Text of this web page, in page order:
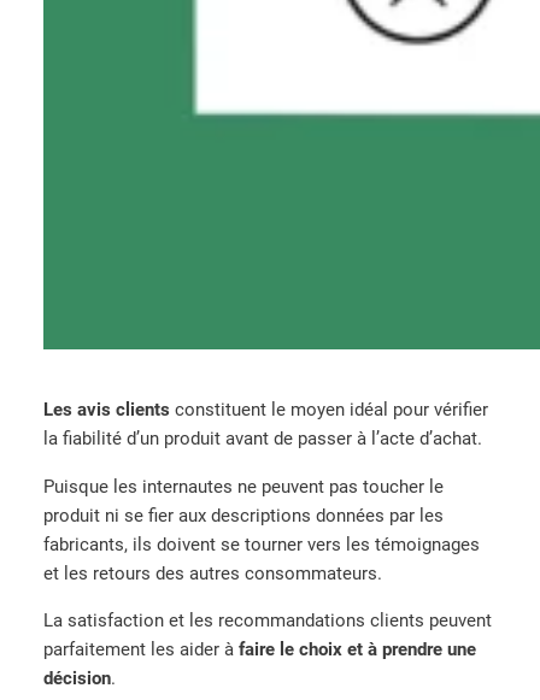
Les avis clients constituent le moyen idéal pour vérifier
la fiabilité d’un produit avant de passer à l’acte d’achat.
Puisque les internautes ne peuvent pas toucher le
produit ni se fier aux descriptions données par les
fabricants, ils doivent se tourner vers les témoignages
et les retours des autres consommateurs.
La satisfaction et les recommandations clients peuvent
parfaitement les aider à faire le choix et à prendre une
décision.